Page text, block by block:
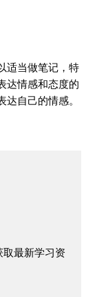
适当做笔记，特
达情感和态度的
自己的情感。
最新学习资